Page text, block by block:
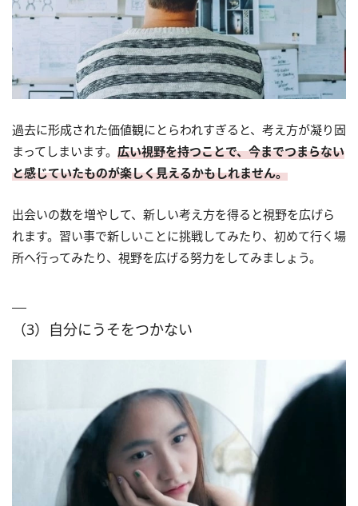
過去に形成された価値観にとらわれすぎると、考え方が凝り固
まってしまいます。 広い視野を持つことで、今までつまらない
と感じていたものが楽しく見えるかもしれません。
出会いの数を増やして、新しい考え方を得ると視野を広げら
れます。習い事で新しいことに挑戦してみたり、初めて行く場
所へ行ってみたり、視野を広げる努力をしてみましょう。
（3）自分にうそをつかない